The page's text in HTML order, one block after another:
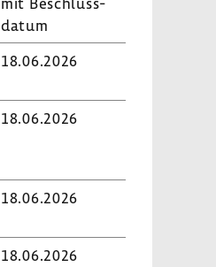
datum
18.06.2026
18.06.2026
18.06.2026
18.06.2026